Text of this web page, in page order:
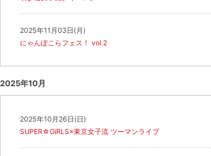
2025年11月03日(月)
にゃんぽこらフェス！ vol.2
2025年10月
2025年10月26日(日)
SUPER☆GiRLS×東京女子流 ツーマンライブ